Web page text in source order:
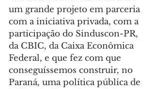
um grande projeto em parceria
com a iniciativa privada, com a
participação do Sinduscon-PR,
da CBIC, da Caixa Econômica
Federal, e que fez com que
conseguíssemos construir, no
Paraná, uma política pública de